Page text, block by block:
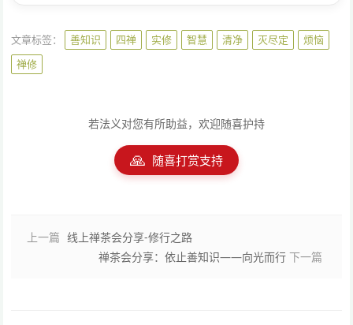
文章标签： 善知识 四禅 实修 智慧 清净 灭尽定
烦恼
禅修
若法义对您有所助益，欢迎随喜护持
🙏 随喜打赏支持
上一篇 线上禅茶会分享-修行之路
禅茶会分享：依止善知识——向光而行 下一篇